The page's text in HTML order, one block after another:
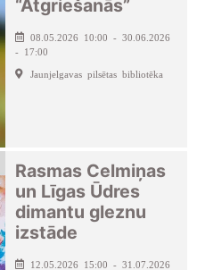
“Atgriešanās”
08.05.2026 10:00 - 30.06.2026
- 17:00
Jaunjelgavas pilsētas bibliotēka
Rasmas Celmiņas
un Līgas Ūdres
dimantu gleznu
izstāde
12.05.2026 15:00 - 31.07.2026